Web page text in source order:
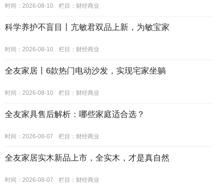
时间：2026-08-10 栏目： 财经商业
科学养护不盲目丨亢敏君双品上新，为敏宝家
时间：2026-08-10 栏目： 财经商业
全友家居丨6款热门电动沙发，实现宅家坐躺
时间：2026-08-10 栏目： 财经商业
全友家具售后解析：哪些家庭适合选？
时间：2026-08-07 栏目： 财经商业
全友家居实木新品上市，全实木，才是真自然
时间：2026-08-07 栏目： 财经商业